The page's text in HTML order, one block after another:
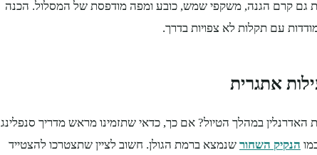
גם קרם הגנה, משקפי שמש, כובע ומפה מודפסת של המסלול. הכנה
עם תקלות לא צפויות בדרך.
אתגרית
במהלך הטיול? אם כך, כדאי שתזמינו מראש מדריך סנפלינג
הנקיק השחור שנמצא ברמת הגולן. חשוב לציין שתצטרכו להצטייד